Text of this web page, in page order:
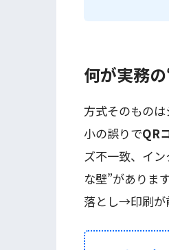
何が実務
方式そのものは
小の誤りでQR
ズ不一致、イン
な壁”がありま
落とし→印刷が